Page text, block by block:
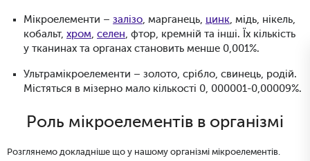
Мікроелементи – залізо, марганець, цинк, мідь, нікель,
кобальт, хром, селен, фтор, кремній та інші. Їх кількість
у тканинах та органах становить менше 0,001%.
Ультрамікроелементи – золото, срібло, свинець, родій.
Містяться в мізерно мало кількості 0, 000001-0,00009%.
Роль мікроелементів в організмі
Розглянемо докладніше що у нашому організмі мікроелементів.